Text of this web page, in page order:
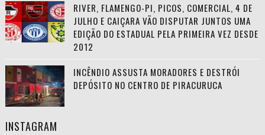
RIVER, FLAMENGO-PI, PICOS, COMERCIAL, 4 DE
JULHO E CAIÇARA VÃO DISPUTAR JUNTOS UMA
EDIÇÃO DO ESTADUAL PELA PRIMEIRA VEZ DESDE
2012
INCÊNDIO ASSUSTA MORADORES E DESTRÓI
DEPÓSITO NO CENTRO DE PIRACURUCA
INSTAGRAM